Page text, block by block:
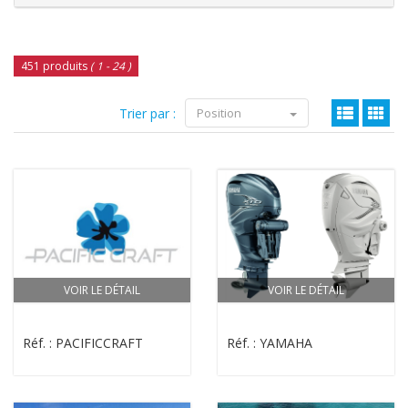
451 produits ( 1 - 24 )
Trier par : Position
VOIR LE DÉTAIL
Réf. : PACIFICCRAFT
VOIR LE DÉTAIL
Réf. : YAMAHA